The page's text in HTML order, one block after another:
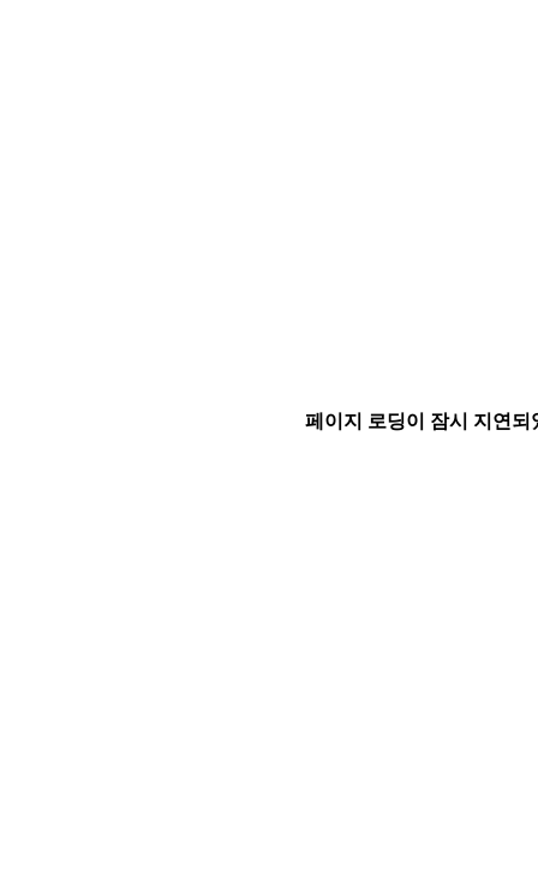
페이지 로딩이 잠시 지연